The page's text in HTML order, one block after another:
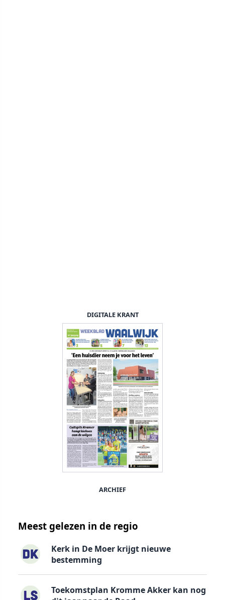
DIGITALE KRANT
ARCHIEF
Meest gelezen in de regio
Kerk in De Moer krijgt nieuwe
bestemming
Toekomstplan Kromme Akker kan nog